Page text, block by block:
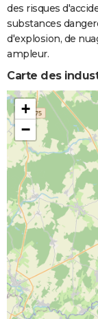
des risques
substances
d'explosion, de
ampleur.
Carte des
+
−